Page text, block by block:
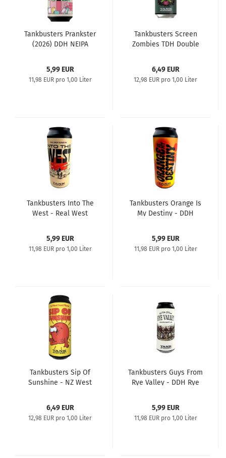
Tankbusters Prankster
(2026) DDH NEIPA
5,99 EUR
11,98 EUR pro 1,00 Liter
Tankbusters Screen
Zombies TDH Double
6,49 EUR
12,98 EUR pro 1,00 Liter
Tankbusters Into The
West - Real West
5,99 EUR
11,98 EUR pro 1,00 Liter
Tankbusters Orange Is
My Destiny - DDH
5,99 EUR
11,98 EUR pro 1,00 Liter
Tankbusters Sip Of
Sunshine - NZ West
6,49 EUR
12,98 EUR pro 1,00 Liter
Tankbusters Guys From
Rye Valley - DDH Rye
5,99 EUR
11,98 EUR pro 1,00 Liter